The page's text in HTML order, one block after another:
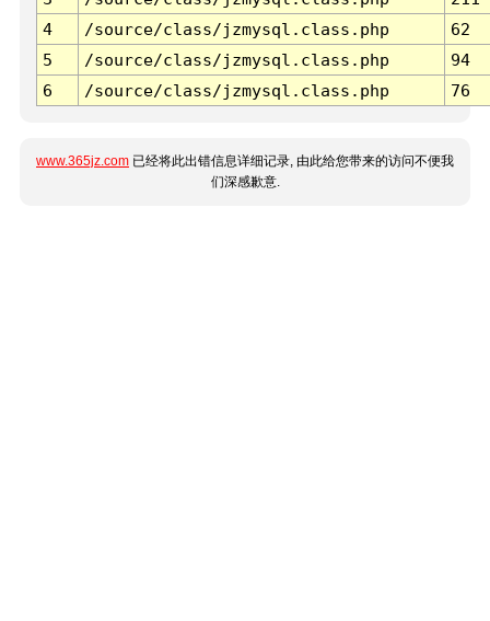
4
/source/class/jzmysql.class.php
62
5
/source/class/jzmysql.class.php
94
6
/source/class/jzmysql.class.php 76
www.365jz.com 已经将此出错信息详细记录, 由此给您带来的访问不便我
们深感歉意.